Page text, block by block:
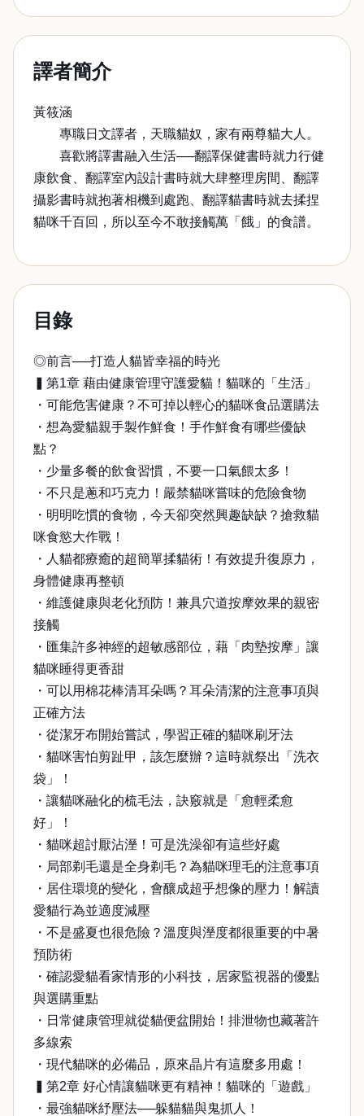
譯者簡介
黃筱涵
專職日文譯者，天職貓奴，家有兩尊貓大人。
喜歡將譯書融入生活──翻譯保健書時就力行健
康飲食、翻譯室內設計書時就大肆整理房間、翻譯
攝影書時就抱著相機到處跑、翻譯貓書時就去揉捏
貓咪千百回，所以至今不敢接觸萬「餓」的食譜。
目錄
◎前言──打造人貓皆幸福的時光
▍第1章 藉由健康管理守護愛貓！貓咪的「生活」
・可能危害健康？不可掉以輕心的貓咪食品選購法
・想為愛貓親手製作鮮食！手作鮮食有哪些優缺
點？
・少量多餐的飲食習慣，不要一口氣餵太多！
・不只是蔥和巧克力！嚴禁貓咪嘗味的危險食物
・明明吃慣的食物，今天卻突然興趣缺缺？搶救貓
咪食慾大作戰！
・人貓都療癒的超簡單揉貓術！有效提升復原力，
身體健康再整頓
・維護健康與老化預防！兼具穴道按摩效果的親密
接觸
・匯集許多神經的超敏感部位，藉「肉墊按摩」讓
貓咪睡得更香甜
・可以用棉花棒清耳朵嗎？耳朵清潔的注意事項與
正確方法
・從潔牙布開始嘗試，學習正確的貓咪刷牙法
・貓咪害怕剪趾甲，該怎麼辦？這時就祭出「洗衣
袋」！
・讓貓咪融化的梳毛法，訣竅就是「愈輕柔愈
好」！
・貓咪超討厭沾溼！可是洗澡卻有這些好處
・局部剃毛還是全身剃毛？為貓咪理毛的注意事項
・居住環境的變化，會釀成超乎想像的壓力！解讀
愛貓行為並適度減壓
・不是盛夏也很危險？溫度與溼度都很重要的中暑
預防術
・確認愛貓看家情形的小科技，居家監視器的優點
與選購重點
・日常健康管理就從貓便盆開始！排泄物也藏著許
多線索
・現代貓咪的必備品，原來晶片有這麼多用處！
▍第2章 好心情讓貓咪更有精神！貓咪的「遊戲」
・最強貓咪紓壓法──躲貓貓與鬼抓人！